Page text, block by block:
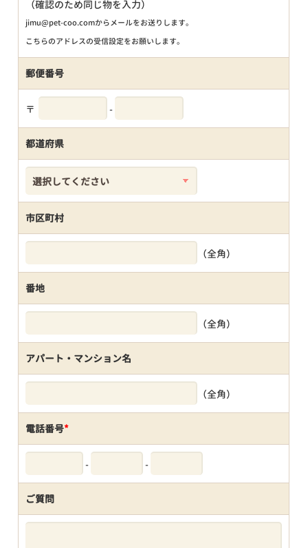
（確認のため同じ物を入力）
jimu@pet-coo.comからメールをお送りします。
こちらのアドレスの受信設定をお願いします。
郵便番号
〒 -
都道府県
市区町村
（全角）
番地
（全角）
アパート・マンション名
（全角）
電話番号*
- -
ご質問